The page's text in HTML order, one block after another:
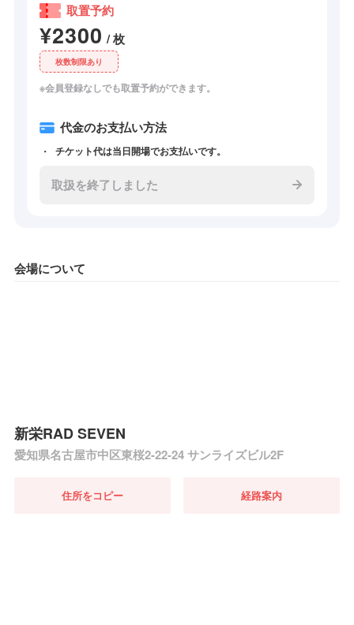
取置予約
¥2300 / 枚
枚数制限あり
※会員登録なしでも取置予約ができます。
代金のお支払い方法
チケット代は当日開場でお支払いです。
取扱を終了しました
会場について
新栄RAD SEVEN
愛知県名古屋市中区東桜2-22-24 サンライズビル2F
住所をコピー 経路案内